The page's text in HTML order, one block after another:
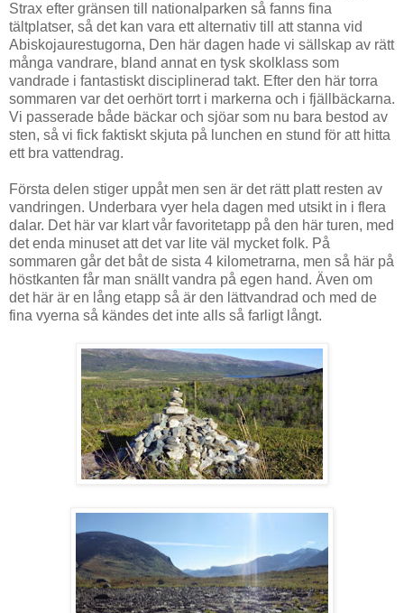
Strax efter gränsen till nationalparken så fanns fina
tältplatser, så det kan vara ett alternativ till att stanna vid
Abiskojaurestugorna, Den här dagen hade vi sällskap av rätt
många vandrare, bland annat en tysk skolklass som
vandrade i fantastiskt disciplinerad takt. Efter den här torra
sommaren var det oerhört torrt i markerna och i fjällbäckarna.
Vi passerade både bäckar och sjöar som nu bara bestod av
sten, så vi fick faktiskt skjuta på lunchen en stund för att hitta
ett bra vattendrag.
Första delen stiger uppåt men sen är det rätt platt resten av
vandringen. Underbara vyer hela dagen med utsikt in i flera
dalar. Det här var klart vår favoritetapp på den här turen, med
det enda minuset att det var lite väl mycket folk. På
sommaren går det båt de sista 4 kilometrarna, men så här på
höstkanten får man snällt vandra på egen hand. Även om
det här är en lång etapp så är den lättvandrad och med de
fina vyerna så kändes det inte alls så farligt långt.